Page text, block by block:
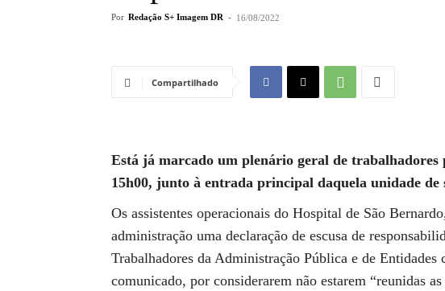
Por Redação S+ Imagem DR - 16/08/2022
Compartilhado
Está já marcado um plenário geral de
15h00, junto à entrada principal daquela unidade de
Os assistentes operacionais do Hospital de São
administração uma declaração de escusa de
Trabalhadores da Administração Pública e de
comunicado, por considerarem não estarem “reunidas